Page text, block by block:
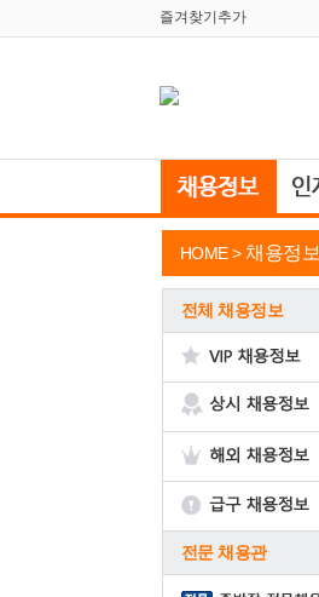
즐겨찾기추가
HOME > 채용정보
전체 채용정보
전문 채용관